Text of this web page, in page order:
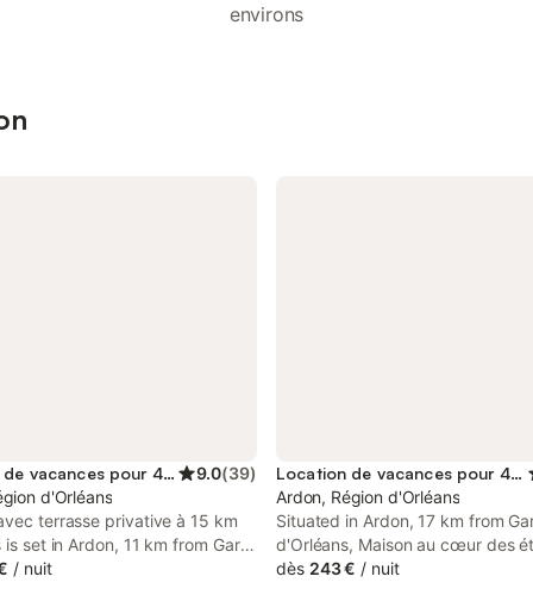
environs
Location de vacances pour 4 personnes 9.0(39)
d'Orléans
terrasse privative à 15 km
is set in Ardon, 11 km from Gare
12 km from Sports Hall of
/ nuit
Location de vacances pour 4 personnes
Ardon, Région d'Orléans
Situated in Ardon, 17 km from
d'Orléans, Maison au cœur des
Sologne avec SPA, Domaine de
dès 243 € / nuit